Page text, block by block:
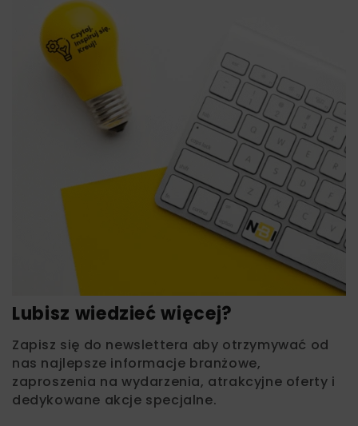
Lubisz wiedzieć więcej?
Zapisz się do newslettera aby otrzymywać od
nas najlepsze informacje branżowe,
zaproszenia na wydarzenia, atrakcyjne oferty i
dedykowane akcje specjalne.